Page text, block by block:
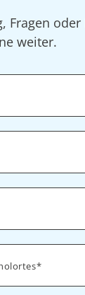
Fragen
weiter.